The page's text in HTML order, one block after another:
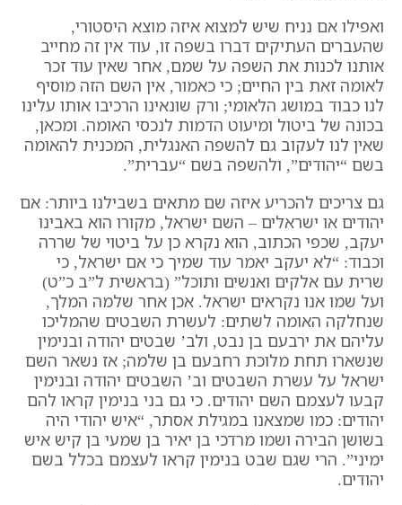
ואפילו אם נניח שיש למצוא איזה מוצא היסטורי,
שהעברים העתיקים דברו בשפה זו, עוד אין זה מחייב
אותנו לכנות את השפה על שמם, אחר שאין עוד זכר
לאומה זאת בין החיים; כי כאמור, אין השם הזה מוסיף
לנו כבוד במושג הלאומי; ורק שונאינו הרכיבו אותו עלינו
בכונה של ביטול ומיעוט הדמות לנכסי האומה. ומכאן,
שאין לנו לעקוב גם להשפה האנגלית, המכנית להאומה
בשם “יהודים”, ולהשפה בשם “עברית”.
גם צריכים להכריע איזה שם מתאים בשבילנו ביותר: אם
יהודים או ישראלים – השם ישראל, מקורו הוא באבינו
יעקב, שכפי הכתוב, הוא נקרא כן על ביטוי של שררה
וכבוד: “לא יעקב יאמר עוד שמיך כי אם ישראל, כי
שרית עם אלקים ואנשים ותוכל” (בראשית ל”ב כ”ט)
ועל שמו אנו נקראים ישראל. אכן אחר שלמה המלך,
שנחלקה האומה לשתים: לעשרת השבטים שהמליכו
עליהם את ירבעם בן נבט, ולב’ שבטים יהודה ובנימין
שנשארו תחת מלוכת רחבעם בן שלמה; אז נשאר השם
ישראל על עשרת השבטים וב’ השבטים יהודה ובנימין
קבעו לעצמם השם יהודים. כי גם בני בנימין קראו להם
יהודים: כמו שמצאנו במגילת אסתר, “איש יהודי היה
בשושן הבירה ושמו מרדכי בן יאיר בן שמעי בן קיש איש
ימיני”. הרי שגם שבט בנימין קראו לעצמם בכלל בשם
יהודים.